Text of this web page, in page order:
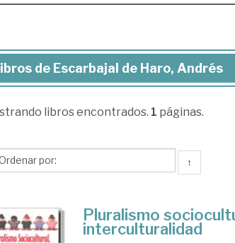
de Escarbajal de Haro, Andrés
libros encontrados. 1 páginas.
↑
Pluralismo
interculturalidad